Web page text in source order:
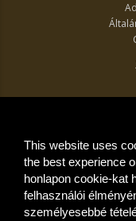
This website uses
the best experience
honlapon cookie-kat
felhasználói
személyesebbé